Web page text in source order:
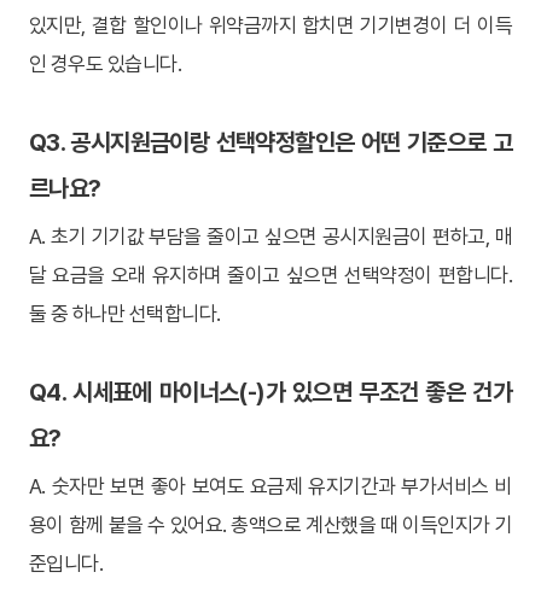
있지만, 결합 할인이나 위약금까지 합치면 기기변경이 더 이득
인 경우도 있습니다.
Q3. 공시지원금이랑 선택약정할인은 어떤 기준으로 고
르나요?
A. 초기 기기값 부담을 줄이고 싶으면 공시지원금이 편하고, 매
달 요금을 오래 유지하며 줄이고 싶으면 선택약정이 편합니다.
둘 중 하나만 선택합니다.
Q4. 시세표에 마이너스(-)가 있으면 무조건 좋은 건가
요?
A. 숫자만 보면 좋아 보여도 요금제 유지기간과 부가서비스 비
용이 함께 붙을 수 있어요. 총액으로 계산했을 때 이득인지가 기
준입니다.